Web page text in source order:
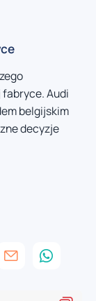
Audi
belgijskim
decyzje